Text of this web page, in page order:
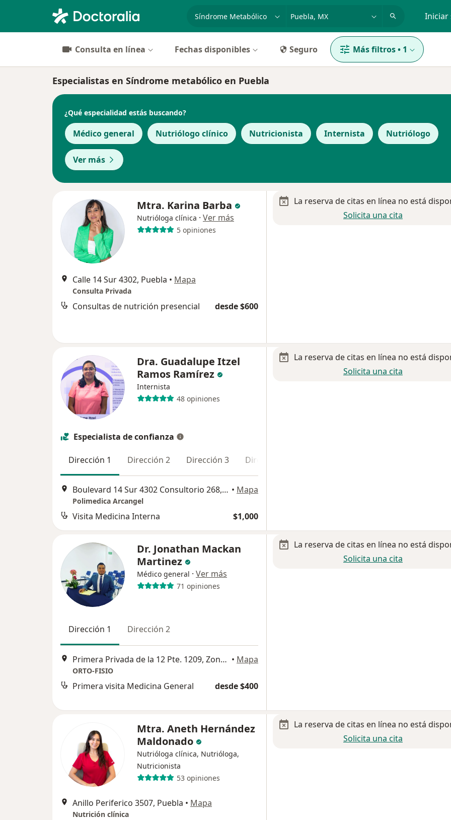
especialidad, enfermedad o nombre Iniciar
Consulta en línea Fechas disponibles Seguro Más filtros• 1
Especialistas en Síndrome metabólico en Puebla
¿Qué especialidad estás buscando?
Médico general Nutriólogo clínico Nutricionista Internista Nutriólogo
Ver más
Mtra. Karina Barba
Nutrióloga clínica · Ver más
5 opiniones
Calle 14 Sur 4302, Puebla • Mapa
Consulta Privada
Consultas de nutrición presencial desde $600
La reserva de citas en línea no está
Solicita una cita
Dra. Guadalupe Itzel
Ramos Ramírez
Internista
48 opiniones
Especialista de confianza
Dirección 1 Dirección 2 Dirección 3 Dirección 4
Boulevard 14 Sur 4302 Consultorio 268, Jardines de San Manuel, Puebla • Mapa
Polimedica Arcangel
Visita Medicina Interna $1,000
La reserva de citas en línea no está
Solicita una cita
Dr. Jonathan Mackan
Martinez
Médico general · Ver más
71 opiniones
Dirección 1 Dirección 2
Primera Privada de la 12 Pte. 1209, Zona Sin Asignación de Nombre de Col 24, San Miguelito, Puebla, Pue., Puebla • Mapa
ORTO-FISIO
Primera visita Medicina General desde $400
La reserva de citas en línea no está
Solicita una cita
Mtra. Aneth Hernández
Maldonado
Nutrióloga clínica, Nutrióloga,
Nutricionista
53 opiniones
Anillo Periferico 3507, Puebla • Mapa
Nutrición clínica
La reserva de citas en línea no está
Solicita una cita